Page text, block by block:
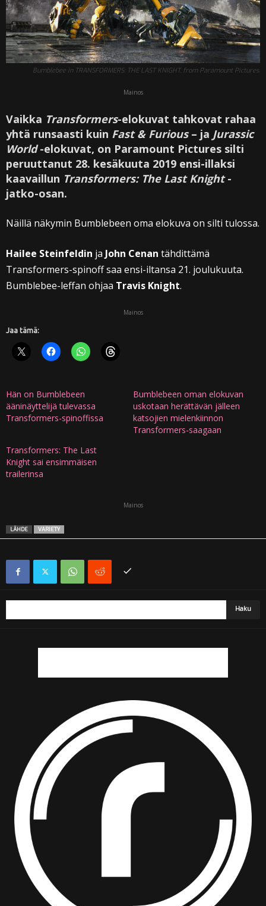
Bumblebee in TRANSFORMERS: THE LAST KNIGHT, from Paramount Pictures.
Mainos
Vaikka Transformers-elokuvat tahkovat rahaa
yhtä runsaasti kuin Fast & Furious– ja Jurassic
World-elokuvat, on Paramount Pictures silti
peruuttanut 28. kesäkuuta 2019 ensi-illaksi
kaavaillun Transformers: The Last Knight-
jatko-osan.
Näillä näkymin Bumblebeen oma elokuva on silti tulossa.
Hailee Steinfeldin ja John Cenan tähdittämä
Transformers-spinoff saa ensi-iltansa 21. joulukuuta.
Bumblebee-leffan ohjaa Travis Knight.
Mainos
Jaa tämä:
Hän on Bumblebeen
ääninäyttelijä tulevassa
Transformers-spinoffissa
Bumblebeen oman elokuvan
uskotaan herättävän jälleen
katsojien mielenkiinnon
Transformers-saagaan
Transformers: The Last
Knight sai ensimmäisen
trailerinsa
Mainos
LÄHDE VARIETY